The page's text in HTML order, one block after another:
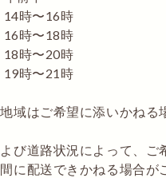
14時〜16時
16時〜18時
18時〜20時
19時〜21時
域はご希望に添いかねる
び道路状況によって、ご
に配送できかねる場合が